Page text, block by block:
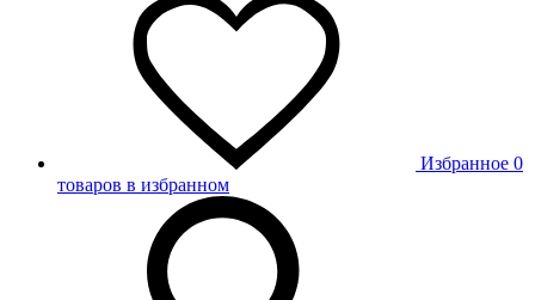
Избранное 0
товаров в избранном